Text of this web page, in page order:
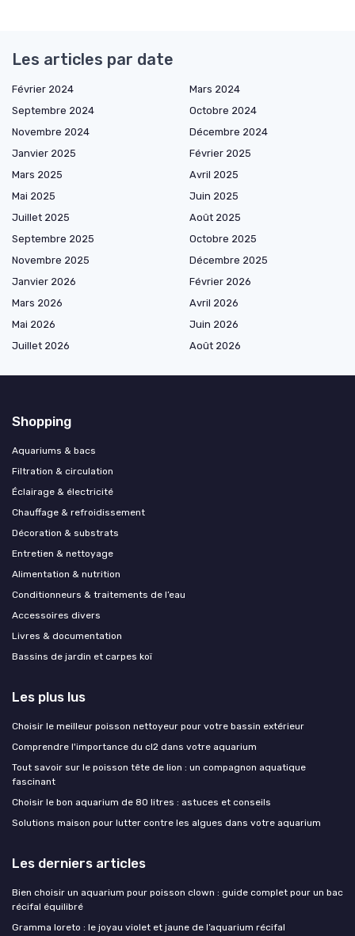
Les articles par date
Février 2024
Mars 2024
Septembre 2024
Octobre 2024
Novembre 2024
Décembre 2024
Janvier 2025
Février 2025
Mars 2025
Avril 2025
Mai 2025
Juin 2025
Juillet 2025
Août 2025
Septembre 2025
Octobre 2025
Novembre 2025
Décembre 2025
Janvier 2026
Février 2026
Mars 2026
Avril 2026
Mai 2026
Juin 2026
Juillet 2026
Août 2026
Shopping
Aquariums & bacs
Filtration & circulation
Éclairage & électricité
Chauffage & refroidissement
Décoration & substrats
Entretien & nettoyage
Alimentation & nutrition
Conditionneurs & traitements de l’eau
Accessoires divers
Livres & documentation
Bassins de jardin et carpes koï
Les plus lus
Choisir le meilleur poisson nettoyeur pour votre bassin extérieur
Comprendre l'importance du cl2 dans votre aquarium
Tout savoir sur le poisson tête de lion : un compagnon aquatique
fascinant
Choisir le bon aquarium de 80 litres : astuces et conseils
Solutions maison pour lutter contre les algues dans votre aquarium
Les derniers articles
Bien choisir un aquarium pour poisson clown : guide complet pour un bac
récifal équilibré
Gramma loreto : le joyau violet et jaune de l’aquarium récifal